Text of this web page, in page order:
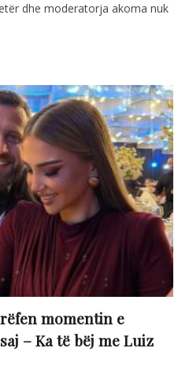
dhe moderatorja akoma nuk
momentin e
– Ka të bëj me Luiz